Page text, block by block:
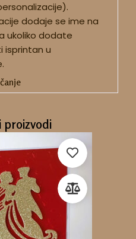
dodaje se ime na
ukoliko dodate
isprintan u
proizvodi